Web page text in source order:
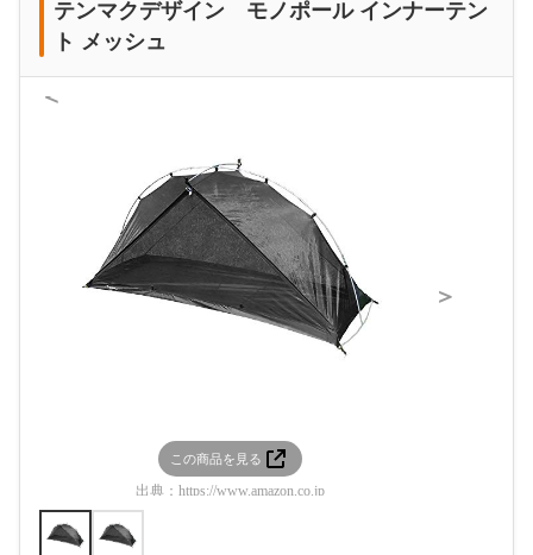
テンマクデザイン モノポール インナーテン
ト メッシュ
＜
この商品を見る
出典： https://www.amazon.co.jp
＞